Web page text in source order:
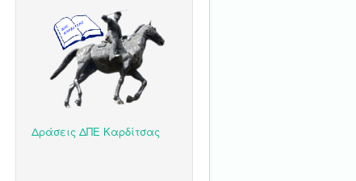
Δράσεις ΔΠΕ Καρδίτσας